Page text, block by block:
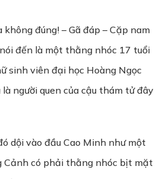
không đúng! – Gã đáp – Cặp nam
đến là một thằng nhóc 17 tuổi
sinh viên đại học Hoàng Ngọc
người quen của cậu thám tử đây
dội vào đầu Cao Minh như một
Cảnh có phải thằng nhóc bịt mặt